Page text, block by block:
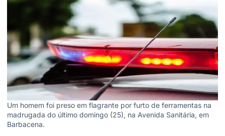
Um homem foi preso em flagrante por furto de ferramentas na
madrugada do último domingo (25), na Avenida Sanitária, em
Barbacena.